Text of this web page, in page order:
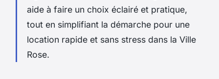
aide à faire un choix éclairé et pratique,
tout en simplifiant la démarche pour une
location rapide et sans stress dans la Ville
Rose.